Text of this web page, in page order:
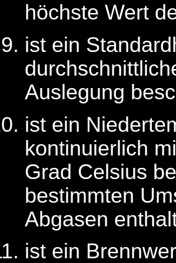
höchste Wert
ist ein
Auslegung
ist ein
kontinuierlich
Grad Celsius
bestimmten
Abgasen
ist ein